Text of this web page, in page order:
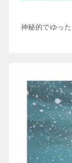
神秘的でゆっ